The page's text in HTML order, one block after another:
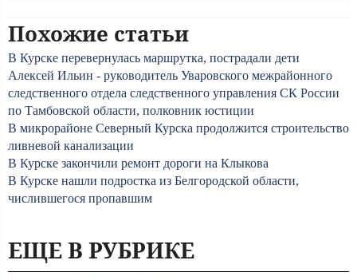
Похожие статьи
В Курске перевернулась маршрутка, пострадали дети
Алексей Ильин - руководитель Уваровского межрайонного
следственного отдела следственного управления СК России
по Тамбовской области, полковник юстиции
В микрорайоне Северный Курска продолжится строительство
ливневой канализации
В Курске закончили ремонт дороги на Клыкова
В Курске нашли подростка из Белгородской области,
числившегося пропавшим
ЕЩЕ В РУБРИКЕ